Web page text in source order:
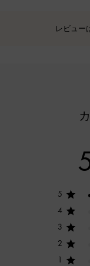
レビュー
5
4
3
2
1